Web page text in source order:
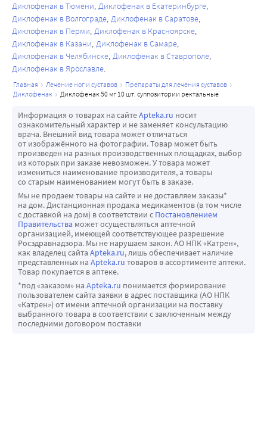
бесплодия, препарат следует отменить.
Маскирование признаков инфекционного процесса
Противовоспалительное действие диклофенака может
затруднять диагностику инфекционных процессов.
Применение одновременно с другими НПВП
Не следует применять диклофенак одновременно с
другими НПВП, включая селективные ингибиторы ЦОГ-2
из-за риска нежелательных явлений.
Влияние лекарственного препарата на способность
управлять транспортными средствами и механизмами
В период лечения возможно снижение скорости
психических и двигательных реакций, поэтому
необходимо воздерживаться от вождения транспорта и
занятий другими потенциально опасными видами
деятельности, требующими повышенной концентрации
внимания и быстроты психомоторных реакций.
У пациентов с нарушением функции почек при
соблюдении рекомендованного режима дозирования
кумуляции неизмененного действующего вещества не
отмечается. При клиренсе креатинина менее 10 мл/мин
расчетные равновесные концентрации
гидроксиметаболитов диклофенака примерно в 4 раза
выше, чем у здоровых добровольцев, при этом
У пациентов с хроническим гепатитом или
компенсированным циррозом печени показатели
фармакокинетики диклофенака аналогичны таковым у
пациентов с сохранной функцией печени.
Диклофенак в Тюмени Диклофенак в Екатеринбурге
Диклофенак в Волгограде Диклофенак в Саратове
Диклофенак в Перми Диклофенак в Красноярске
Диклофенак в Казани Диклофенак в Самаре
Диклофенак в Челябинске Диклофенак в Ставрополе
Диклофенак в Ярославле
главная лечение ног и суставов
препараты для лечения суставов
диклофенак
диклофенак 50 мг 10 шт. суппозитории ректальные
Информация о товарах на сайтеApteka.ru носит
ознакомительный характер и не заменяет консультацию
врача. Внешний вид товара может отличаться
от изображённого на фотографии. Товар может быть
произведен на разных производственных площадках, выбор
из которых при заказе невозможен. У товара может
измениться наименование производителя, а товары
со старым наименованием могут быть в заказе.
Мы не продаем товары на сайте и не доставляем заказы*
на дом. Дистанционная продажа медикаментов (в том числе
с доставкой на дом) в соответствии с Постановлением
Правительства может осуществляться аптечной
организацией, имеющей соответствующее разрешение
Росздравнадзора. Мы не нарушаем закон. АО НПК «Катрен»,
как владелец сайта Apteka.ru, лишь обеспечивает наличие
представленных на Apteka.ru товаров в ассортименте аптеки.
Товар покупается в аптеке.
*под «заказом» на Apteka.ru понимается формирование
пользователем сайта заявки в адрес поставщика (АО НПК
«Катрен») от имени аптечной организации на поставку
выбранного товара в соответствии с заключенным между
последними договором поставки